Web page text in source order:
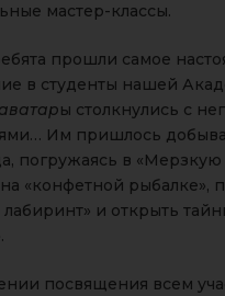
мастер-классы.
прошли самое
в студенты нашей
аватары столкнулись с
Им пришлось
погружаясь в
«конфетной рыбалке»,
и открыть
посвящения всем